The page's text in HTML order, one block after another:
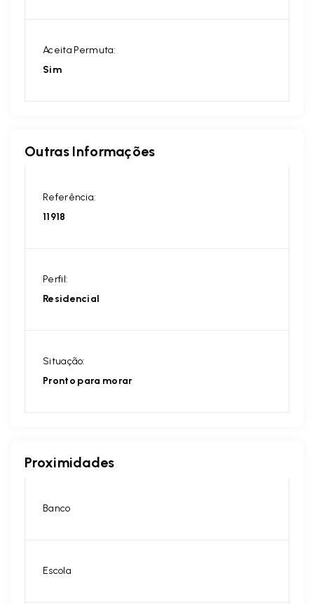
Aceita Permuta:
Sim
Outras Informações
Referência:
11918
Perfil:
Residencial
Situação:
Pronto para morar
Proximidades
Banco
Escola